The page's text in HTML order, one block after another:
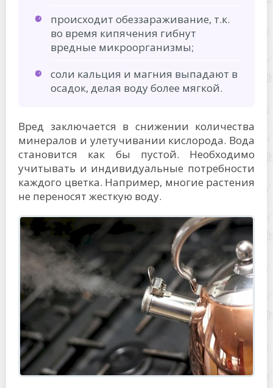
происходит обеззараживание, т.к.
во время кипячения гибнут
вредные микроорганизмы;
соли кальция и магния выпадают в
осадок, делая воду более мягкой.
Вред заключается в снижении количества
минералов и улетучивании кислорода. Вода
становится как бы пустой. Необходимо
учитывать и индивидуальные потребности
каждого цветка. Например, многие растения
не переносят жесткую воду.